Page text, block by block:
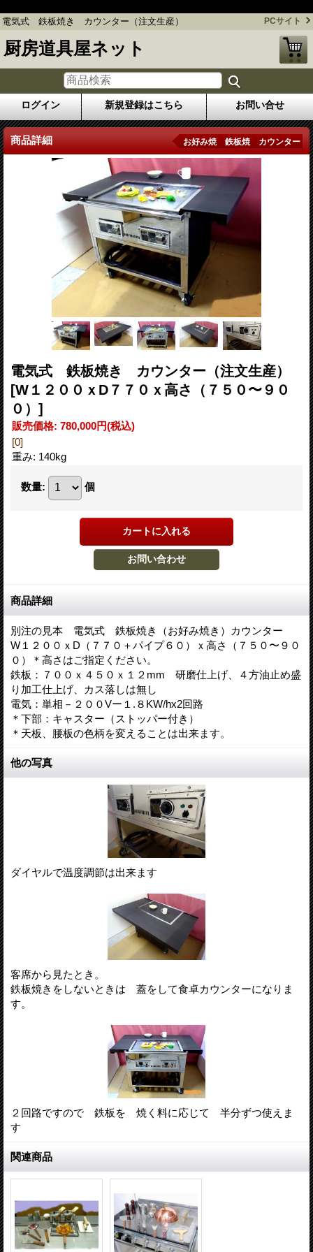
電気式 鉄板焼き カウンター（注文生産） PCサイト
厨房道具屋ネット
ログイン 新規登録はこちら お問い合せ
商品詳細 お好み焼 鉄板焼 カウンター
電気式 鉄板焼き カウンター（注文生産）
[W１２００ｘD７７０ｘ高さ（７５０〜９０
０）]
販売価格: 780,000円(税込)
[0]
重み: 140kg
数量: 個
商品詳細
別注の見本 電気式 鉄板焼き（お好み焼き）カウンター
W１２００ｘD（７７０＋パイプ６０）ｘ高さ（７５０〜９０
０）＊高さはご指定ください。
鉄板：７００ｘ４５０ｘ１２mm 研磨仕上げ、４方油止め盛
り加工仕上げ、カス落しは無し
電気：単相－２００Vー１.８KW/hx2回路
＊下部：キャスター（ストッパー付き）
＊天板、腰板の色柄を変えることは出来ます。
他の写真
ダイヤルで温度調節は出来ます
客席から見たとき。
鉄板焼きをしないときは 蓋をして食卓カウンターになりま
す。
２回路ですので 鉄板を 焼く料に応じて 半分ずつ使えま
す
関連商品